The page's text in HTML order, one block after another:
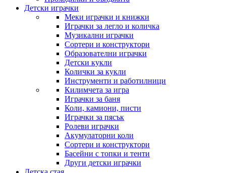
Детски играчки
Меки играчки и книжки
Играчки за легло и количка
Музикални играчки
Сортери и конструктори
Образователни играчки
Детски кукли
Колички за кукли
Инструменти и работилници
Килимчета за игра
Играчки за баня
Коли, камиони, писти
Играчки за пясък
Ролеви играчки
Акумулаторни коли
Сортери и конструктори
Басейни с топки и тенти
Други детски играчки